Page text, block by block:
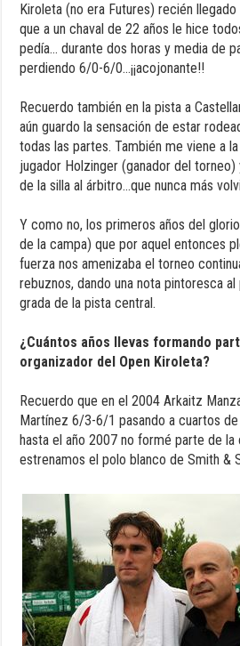
Kiroleta (no era Futures) recién
que a un chaval de 22 años le hice
pedía… durante dos horas y media de
perdiendo 6/0-6/0…¡¡acojonante!!
Recuerdo también en la pista a
aún guardo la sensación de estar
todas las partes. También me viene a
jugador Holzinger (ganador del torneo)
de la silla al árbitro…que nunca más
Y como no, los primeros años del
de la campa) que por aquel entonces
fuerza nos amenizaba el torneo
rebuznos, dando una nota pintoresca
grada de la pista central.
¿Cuántos años llevas formando
organizador del Open Kiroleta?
Recuerdo que en el 2004 Arkaitz
Martínez 6/3-6/1 pasando a cuartos
hasta el año 2007 no formé parte de la
estrenamos el polo blanco de Smith &